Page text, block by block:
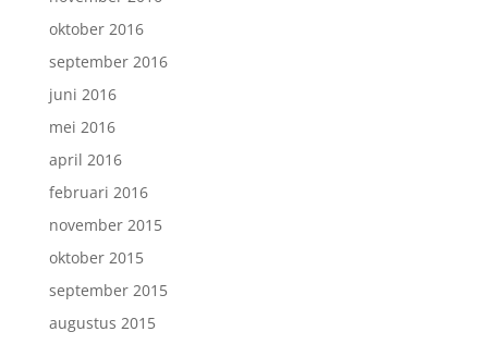
oktober 2016
september 2016
juni 2016
mei 2016
april 2016
februari 2016
november 2015
oktober 2015
september 2015
augustus 2015